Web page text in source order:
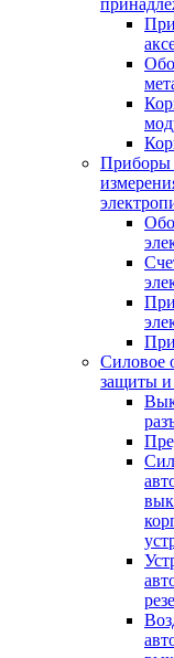
Приборы
Силовое
защиты